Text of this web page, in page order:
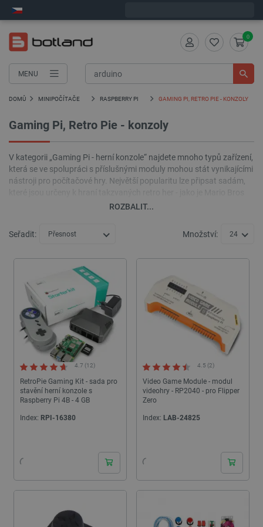
MENU
0
DOMŮ MINIPOČÍTAČE RASPBERRY PI GAMING PI, RETRO PIE - KONZOLY
Gaming Pi, Retro Pie - konzoly
V kategorii „Gaming Pi - herní konzole“ najdete mnoho typů zařízení,
která se ve spolupráci s příslušnými moduly mohou stát vynikajícími
nástroji pro počítačové hry. Největší popularitu lze připsat sadám,
nebo jiné ikonické předměty Nintendo. Většinou jde o samo-
předchozí zakoupení takového zařízení.
ROZBALIT...
Seřadit: Přesnost Množství: 24
RetroPie Gaming Kit - sada pro
stavění herní konzole s
Raspberry Pi 4B - 4 GB
4.7 (12)
Index: RPI-16380
Video Game Module - modul
videohry - RP2040 - pro Flipper
Zero
4.5 (2)
Index: LAB-24825